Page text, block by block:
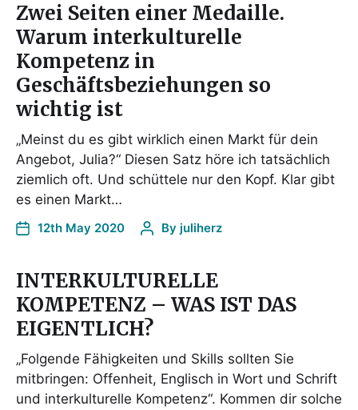
Zwei Seiten einer Medaille.
Warum interkulturelle
Kompetenz in
Geschäftsbeziehungen so
wichtig ist
„Meinst du es gibt wirklich einen Markt für dein
Angebot, Julia?“ Diesen Satz höre ich tatsächlich
ziemlich oft. Und schüttele nur den Kopf. Klar gibt
es einen Markt…
12th May 2020 By juliherz
INTERKULTURELLE
KOMPETENZ – WAS IST DAS
EIGENTLICH?
„Folgende Fähigkeiten und Skills sollten Sie
mitbringen: Offenheit, Englisch in Wort und Schrift
und interkulturelle Kompetenz“. Kommen dir solche